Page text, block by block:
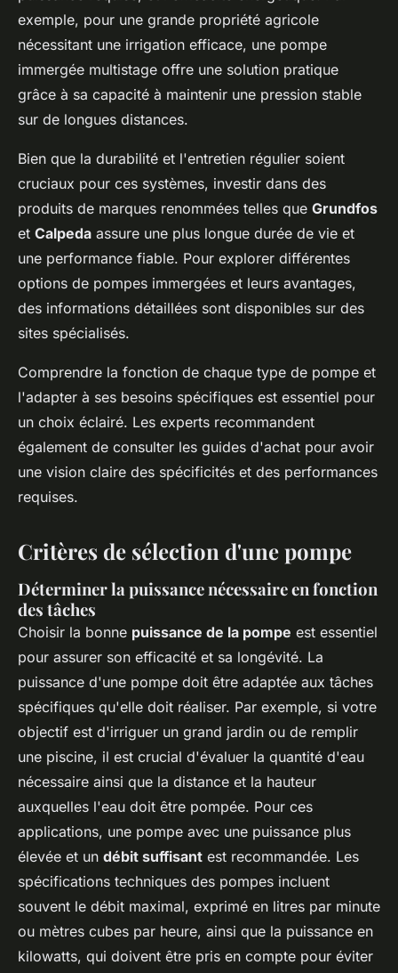
exemple, pour une grande propriété agricole
nécessitant une irrigation efficace, une pompe
immergée multistage offre une solution pratique
grâce à sa capacité à maintenir une pression stable
sur de longues distances.
Bien que la durabilité et l'entretien régulier soient
cruciaux pour ces systèmes, investir dans des
produits de marques renommées telles que Grundfos
et Calpeda assure une plus longue durée de vie et
une performance fiable. Pour explorer différentes
options de pompes immergées et leurs avantages,
des informations détaillées sont disponibles sur des
sites spécialisés.
Comprendre la fonction de chaque type de pompe et
l'adapter à ses besoins spécifiques est essentiel pour
un choix éclairé. Les experts recommandent
également de consulter les guides d'achat pour avoir
une vision claire des spécificités et des performances
requises.
Critères de sélection d'une pompe
Déterminer la puissance nécessaire en fonction
des tâches
Choisir la bonne puissance de la pompe est essentiel
pour assurer son efficacité et sa longévité. La
puissance d'une pompe doit être adaptée aux tâches
spécifiques qu'elle doit réaliser. Par exemple, si votre
objectif est d'irriguer un grand jardin ou de remplir
une piscine, il est crucial d'évaluer la quantité d'eau
nécessaire ainsi que la distance et la hauteur
auxquelles l'eau doit être pompée. Pour ces
applications, une pompe avec une puissance plus
élevée et un débit suffisant est recommandée. Les
spécifications techniques des pompes incluent
souvent le débit maximal, exprimé en litres par minute
ou mètres cubes par heure, ainsi que la puissance en
kilowatts, qui doivent être pris en compte pour éviter